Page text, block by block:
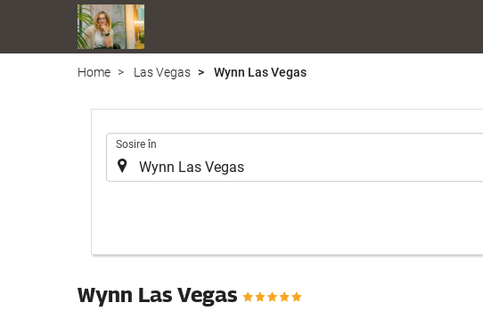
Home Las Vegas Wynn Las Vegas
Sosire în
Wynn Las Vegas